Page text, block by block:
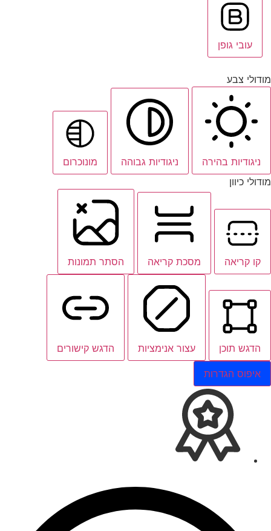
עובי גופן
מודולי צבע
ניגודיות בהירה ניגודיות גבוהה
מונוכרום
מודולי כיוון
קו קריאה מסכת קריאה הסתר תמונות
הדגש תוכן עצור אנימציות הדגש קישורים
איפוס הגדרות